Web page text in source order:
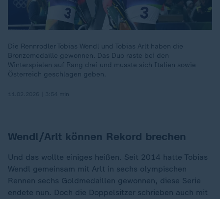
Die Rennrodler Tobias Wendl und Tobias Arlt haben die
Bronzemedaille gewonnen. Das Duo raste bei den
Winterspielen auf Rang drei und musste sich Italien sowie
Österreich geschlagen geben.
Wendl/Arlt können Rekord brechen
Und das wollte einiges heißen. Seit 2014 hatte Tobias
Wendl gemeinsam mit Arlt in sechs olympischen
Rennen sechs Goldmedaillen gewonnen, diese Serie
endete nun. Doch die Doppelsitzer schrieben auch mit